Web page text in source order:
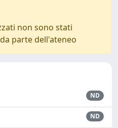
non sono stati
parte dell'ateneo
ND
ND